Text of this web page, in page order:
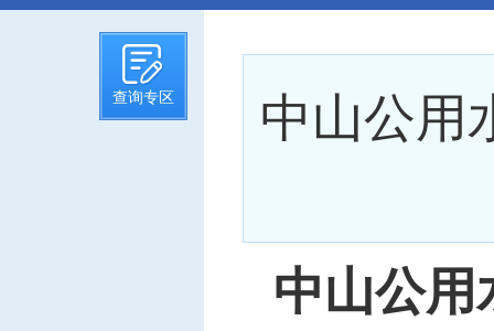
查询专区
招标文件提前公示
招标公告
答疑、澄清
中标信息
项目公告
招投标公开信息
中山公用
中山公用